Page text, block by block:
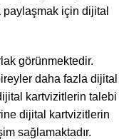
için dijital
görünmektedir.
daha fazla dijital
kartvizitlerin talebi
dijital kartvizitlerin
sağlamaktadır.